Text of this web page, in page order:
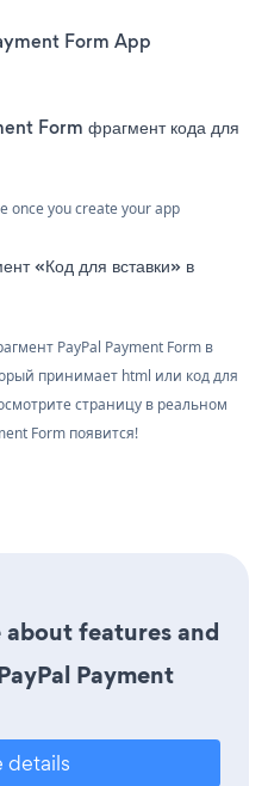
Form App
Form фрагмент кода для
once you create your app
«Код для вставки» в
PayPal Payment Form в
принимает html или код для
страницу в реальном
Form появится!
features and
Payment
details